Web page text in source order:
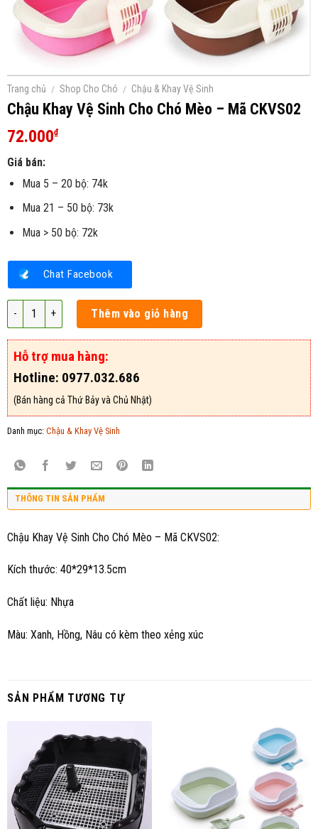
Trang chủ / Shop Cho Chó / Chậu & Khay Vệ Sinh
Chậu Khay Vệ Sinh Cho Chó Mèo – Mã CKVS02
72.000₫
Giá bán:
Mua 5 – 20 bộ: 74k
Mua 21 – 50 bộ: 73k
Mua > 50 bộ: 72k
Chat Facebook
Chậu Khay Vệ Sinh Cho Chó Mèo – Mã CKVS02 số lượng
Thêm vào giỏ hàng
Hỗ trợ mua hàng:
Hotline: 0977.032.686
(Bán hàng cả Thứ Bảy và Chủ Nhật)
Danh mục: Chậu & Khay Vệ Sinh
THÔNG TIN SẢN PHẨM
Chậu Khay Vệ Sinh Cho Chó Mèo – Mã CKVS02:
Kích thước: 40*29*13.5cm
Chất liệu: Nhựa
Màu: Xanh, Hồng, Nâu có kèm theo xẻng xúc
SẢN PHẨM TƯƠNG TỰ